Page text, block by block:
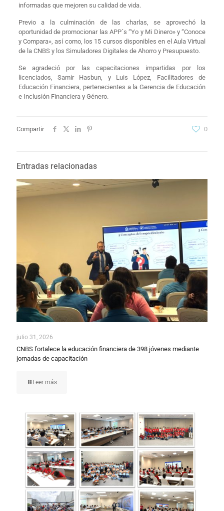
informadas que mejoren su calidad de vida.
Previo a la culminación de las charlas, se aprovechó la
oportunidad de promocionar las APP´s “Yo y Mi Dinero» y “Conoce
y Compara», así como, los 15 cursos disponibles en el Aula Virtual
de la CNBS y los Simuladores Digitales de Ahorro y Presupuesto.
Se agradeció por las capacitaciones impartidas por los
licenciados, Samir Hasbun, y Luis López, Facilitadores de
Educación Financiera, pertenecientes a la Gerencia de Educación
e Inclusión Financiera y Género.
Compartir 0
Entradas relacionadas
julio 31, 2026
CNBS fortalece la educación financiera de 398 jóvenes mediante
jornadas de capacitación
Leer más